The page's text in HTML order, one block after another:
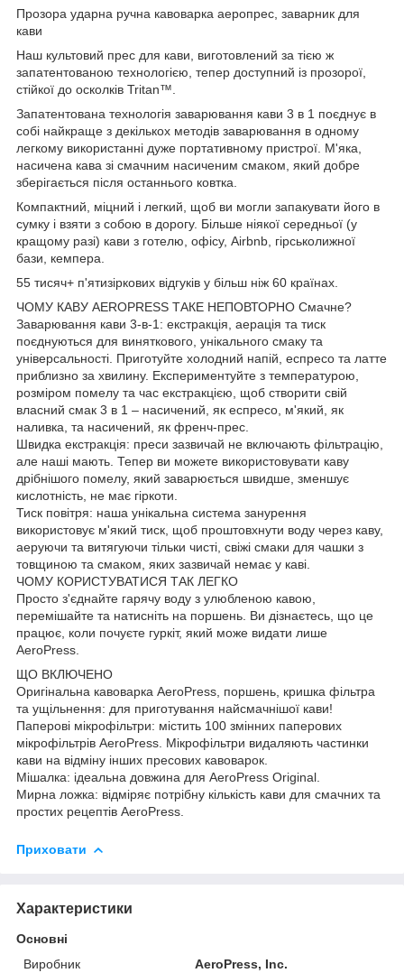
Прозора ударна ручна кавоварка аеропрес, заварник для
кави
Наш культовий прес для кави, виготовлений за тією ж
запатентованою технологією, тепер доступний із прозорої,
стійкої до осколків Tritan™.
Запатентована технологія заварювання кави 3 в 1 поєднує в
собі найкраще з декількох методів заварювання в одному
легкому використанні дуже портативному пристрої. М'яка,
насичена кава зі смачним насиченим смаком, який добре
зберігається після останнього ковтка.
Компактний, міцний і легкий, щоб ви могли запакувати його в
сумку і взяти з собою в дорогу. Більше ніякої середньої (у
кращому разі) кави з готелю, офісу, Airbnb, гірськолижної
бази, кемпера.
55 тисяч+ п'ятизіркових відгуків у більш ніж 60 країнах.
ЧОМУ КАВУ AEROPRESS ТАКЕ НЕПОВТОРНО Смачне?
Заварювання кави 3-в-1: екстракція, аерація та тиск
поєднуються для виняткового, унікального смаку та
універсальності. Приготуйте холодний напій, еспресо та латте
приблизно за хвилину. Експериментуйте з температурою,
розміром помелу та час екстракцією, щоб створити свій
власний смак 3 в 1 – насичений, як еспресо, м'який, як
наливка, та насичений, як френч-прес. ​
Швидка екстракція: преси зазвичай не включають фільтрацію,
але наші мають. Тепер ви можете використовувати каву
дрібнішого помелу, який заварюється швидше, зменшує
кислотність, не має гіркоти.
Тиск повітря: наша унікальна система занурення
використовує м'який тиск, щоб проштовхнути воду через каву,
аеруючи та витягуючи тільки чисті, свіжі смаки для чашки з
товщиною та смаком, яких зазвичай немає у каві.
ЧОМУ КОРИСТУВАТИСЯ ТАК ЛЕГКО
Просто з'єднайте гарячу воду з улюбленою кавою,
перемішайте та натисніть на поршень. Ви дізнаєтесь, що це
працює, коли почуєте гуркіт, який може видати лише
AeroPress.
ЩО ВКЛЮЧЕНО
Оригінальна кавоварка AeroPress, поршень, кришка фільтра
та ущільнення: для приготування найсмачнішої кави!
Паперові мікрофільтри: містить 100 змінних паперових
мікрофільтрів AeroPress. Мікрофільтри видаляють частинки
кави на відміну інших пресових кавоварок.
Мішалка: ідеальна довжина для AeroPress Original.
Мирна ложка: відміряє потрібну кількість кави для смачних та
простих рецептів AeroPress.
Приховати
Характеристики
Основні
Виробник
AeroPress, Inc.